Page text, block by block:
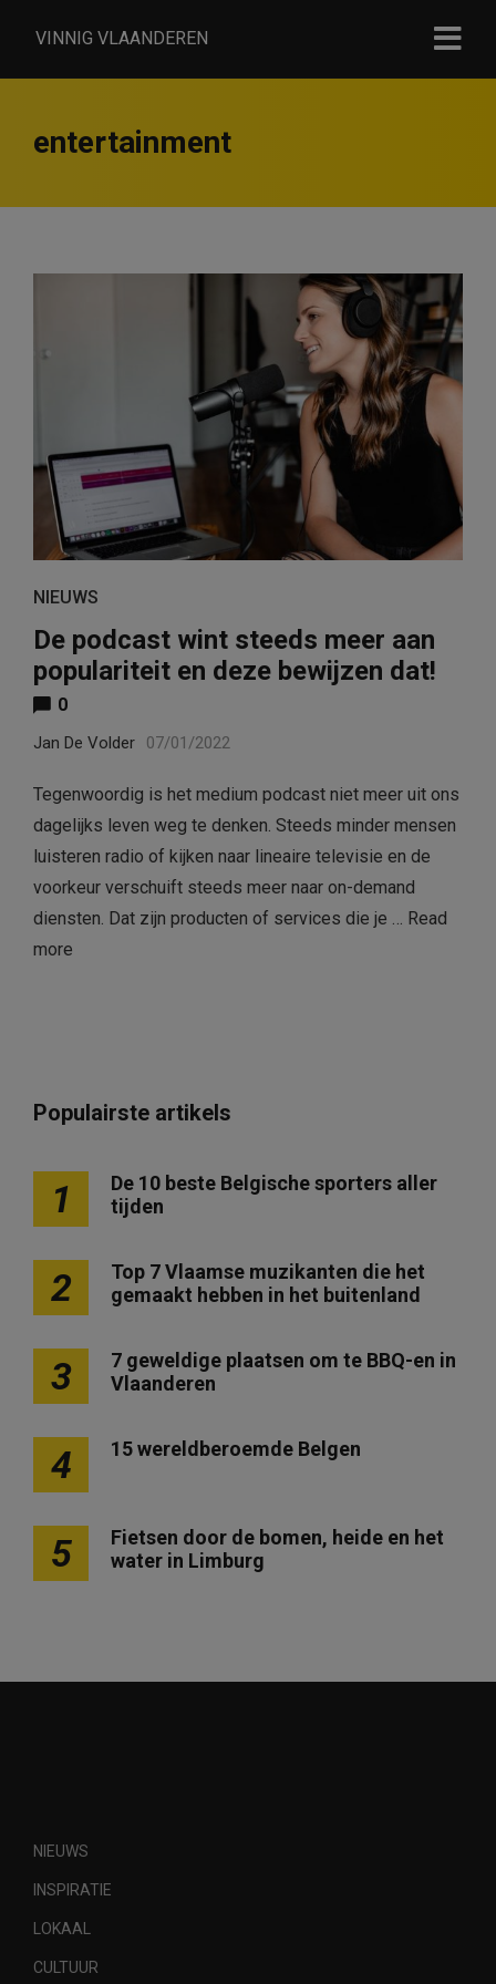
VINNIG VLAANDEREN
entertainment
NIEUWS
De podcast wint steeds meer aan
populariteit en deze bewijzen dat!
0
Jan De Volder 07/01/2022
Tegenwoordig is het medium podcast niet meer uit ons
dagelijks leven weg te denken. Steeds minder mensen
luisteren radio of kijken naar lineaire televisie en de
voorkeur verschuift steeds meer naar on-demand
diensten. Dat zijn producten of services die je … Read
more
Populairste artikels
1
De 10 beste Belgische sporters aller
tijden
2
Top 7 Vlaamse muzikanten die het
gemaakt hebben in het buitenland
3
7 geweldige plaatsen om te BBQ-en in
Vlaanderen
4 15 wereldberoemde Belgen
5
Fietsen door de bomen, heide en het
water in Limburg
NIEUWS
INSPIRATIE
LOKAAL
CULTUUR